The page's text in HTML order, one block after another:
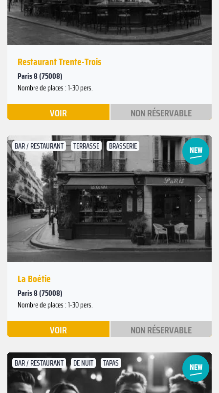
Restaurant Trente-Trois
Paris 8 (75008)
Nombre de places : 1-30 pers.
VOIR NON RÉSERVABLE
BAR / RESTAURANT TERRASSE BRASSERIE
Précédent
Suivant
La Boétie
Paris 8 (75008)
Nombre de places : 1-30 pers.
VOIR NON RÉSERVABLE
BAR / RESTAURANT DE NUIT TAPAS